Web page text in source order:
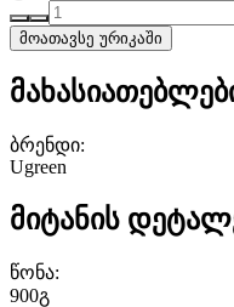
მოათავსე ურიკაში
ბრენდი:
Ugreen
მიტანის
წონა:
900გ